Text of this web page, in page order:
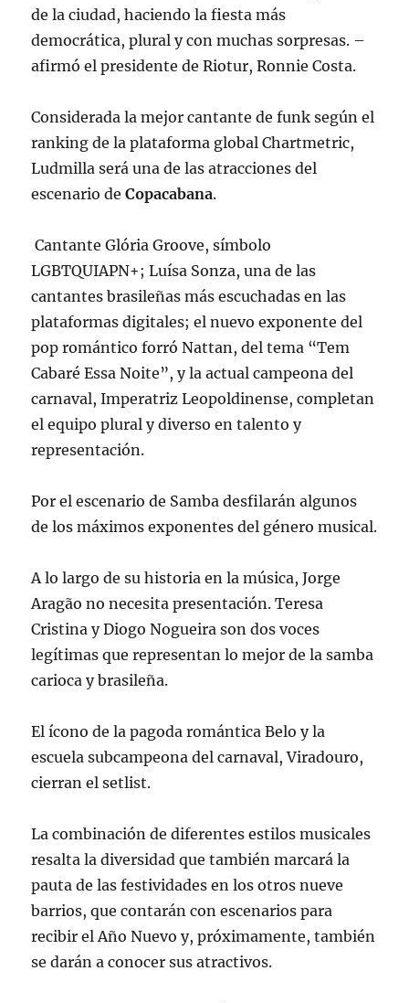
de la ciudad, haciendo la fiesta más
democrática, plural y con muchas sorpresas. –
afirmó el presidente de Riotur, Ronnie Costa.
Considerada la mejor cantante de funk según el
ranking de la plataforma global Chartmetric,
Ludmilla será una de las atracciones del
escenario deCopacabana.
Cantante Glória Groove, símbolo
LGBTQUIAPN+; Luísa Sonza, una de las
cantantes brasileñas más escuchadas en las
plataformas digitales; el nuevo exponente del
pop romántico forró Nattan, del tema “Tem
Cabaré Essa Noite”, y la actual campeona del
carnaval, Imperatriz Leopoldinense, completan
el equipo plural y diverso en talento y
representación.
Por el escenario de Samba desfilarán algunos
de los máximos exponentes del género musical.
A lo largo de su historia en la música, Jorge
Aragão no necesita presentación. Teresa
Cristina y Diogo Nogueira son dos voces
legítimas que representan lo mejor de la samba
carioca y brasileña.
El ícono de la pagoda romántica Belo y la
escuela subcampeona del carnaval, Viradouro,
cierran el setlist.
La combinación de diferentes estilos musicales
resalta la diversidad que también marcará la
pauta de las festividades en los otros nueve
barrios, que contarán con escenarios para
recibir el Año Nuevo y, próximamente, también
se darán a conocer sus atractivos.